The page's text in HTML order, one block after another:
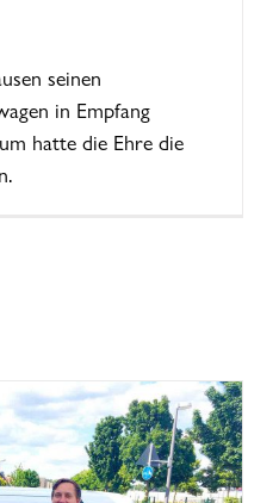
seinen
in Empfang
hatte die Ehre die